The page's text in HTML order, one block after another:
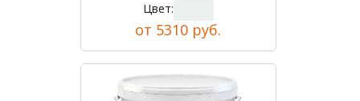
Цвет:
от 5310 руб.